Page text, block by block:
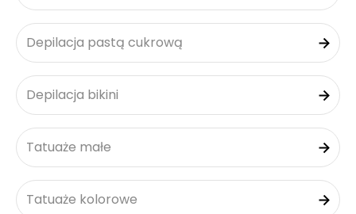
Depilacja pastą cukrową
Depilacja bikini
Tatuaże małe
Tatuaże kolorowe